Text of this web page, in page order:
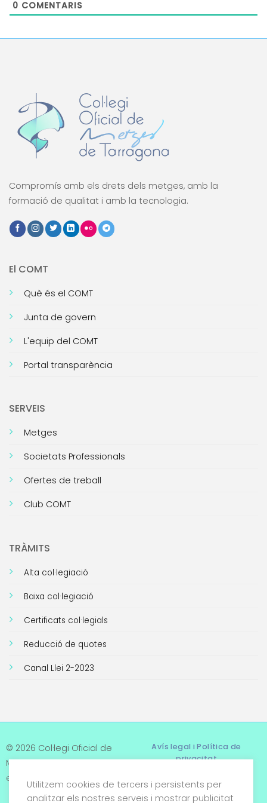
0 COMENTARIS
Compromís amb els drets dels metges, amb la
formació de qualitat i amb la tecnologia.
El COMT
Què és el COMT
Junta de govern
L'equip del COMT
Portal transparència
SERVEIS
Metges
Societats Professionals
Ofertes de treball
Club COMT
TRÀMITS
Alta col·legiació
Baixa col·legiació
Certificats col·legials
Reducció de quotes
Canal Llei 2-2023
© 2026 Col·legi Oficial de
Metges de Tarragona. Tots
els drets reservats
Avís legal i Política de
privacitat
Termes i condicions
Utilitzem cookies de tercers i persistents per
analitzar els nostres serveis i mostrar publicitat